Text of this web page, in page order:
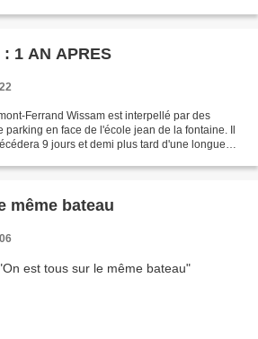
: 1 AN APRES
Ferrand Wissam est interpellé par des
parking en face de l'école jean de la fontaine. Il
9 jours et demi plus tard d'une longue
même bateau